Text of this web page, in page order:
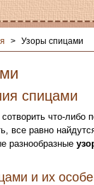
> Узоры спицами
спицами
что-
все равно
разнообразные
и их